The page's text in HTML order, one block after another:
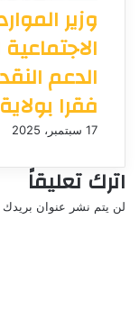
وزير
الدعم
فقرا
17 سبتمبر، 2025
اترك تعليقاً
لن يتم نشر عنوان بريدك